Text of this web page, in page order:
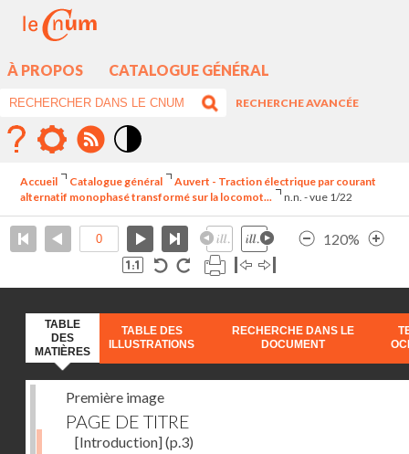
À PROPOS CATALOGUE GÉNÉRAL
RECHERCHE AVANCÉE
élévé
Accueil Catalogue général
Auvert - Traction électrique par courant
alternatif monophasé transformé sur la locomot...
n.n. - vue 1/22
120%
TABLE
DES
MATIÈRES
TABLE DES
ILLUSTRATIONS
RECHERCHE DANS LE
DOCUMENT
Première image
PAGE DE TITRE
[Introduction](p.3)